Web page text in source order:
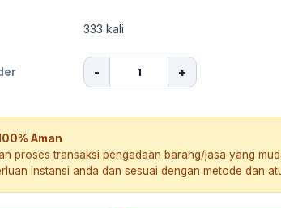
333 kali
- +
Aman
proses transaksi pengadaan barang/jasa yang
instansi anda dan sesuai dengan metode dan